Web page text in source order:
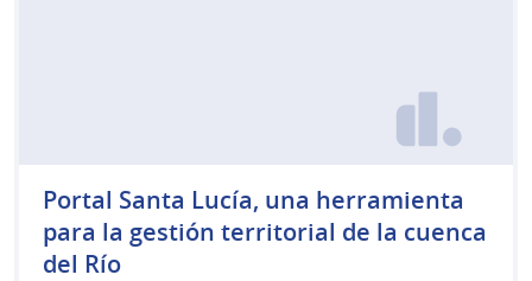
Portal Santa Lucía, una herramienta
para la gestión territorial de la cuenca
del Río